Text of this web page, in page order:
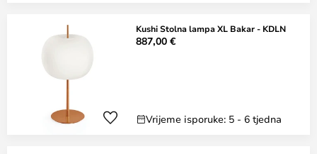
Kushi Stolna lampa XL Bakar - KDLN
887,00 €
Vrijeme isporuke: 5 - 6 tjedna